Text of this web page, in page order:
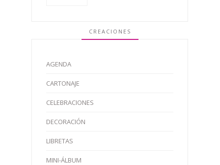
CREACIONES
AGENDA
CARTONAJE
CELEBRACIONES
DECORACIÓN
LIBRETAS
MINI-ÁLBUM